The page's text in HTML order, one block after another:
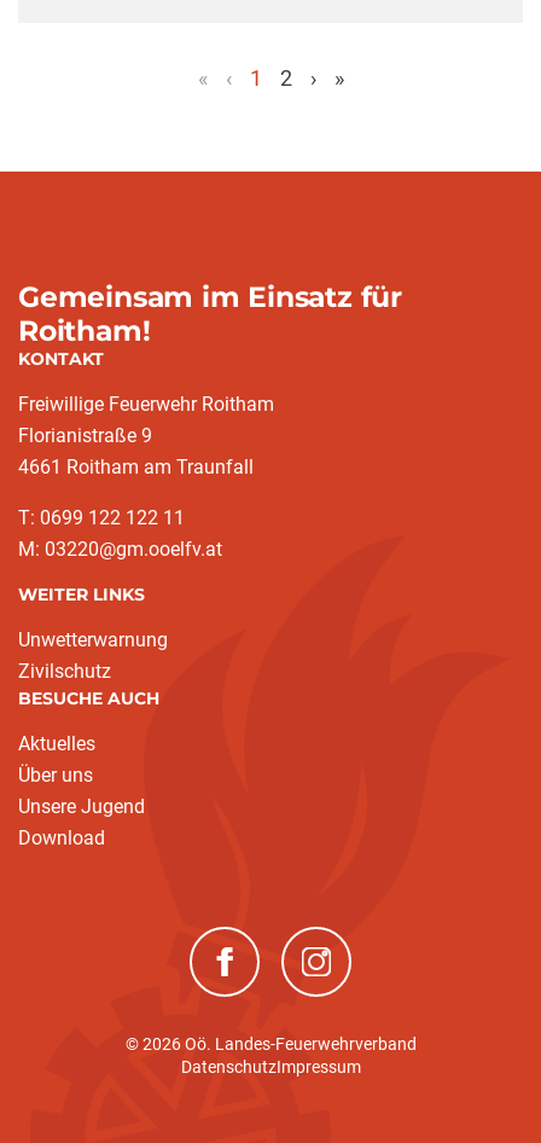
« ‹
1
2 › »
Gemeinsam im Einsatz für
Roitham!
KONTAKT
Freiwillige Feuerwehr Roitham
Florianistraße 9
4661 Roitham am Traunfall
T: 0699 122 122 11
M: 03220@gm.ooelfv.at
WEITER LINKS
Unwetterwarnung
Zivilschutz
BESUCHE AUCH
Aktuelles
Über uns
Unsere Jugend
Download
(neues Fenster)(neues Fenster)
© 2026 Oö. Landes-Feuerwehrverband
DatenschutzImpressum